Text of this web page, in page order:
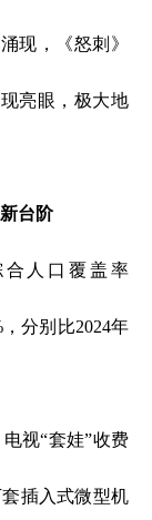
现，《怒刺》
亮眼，极大地
台阶
合人口覆盖率
分别比2024年
视“套娃”收费
插入式微型机